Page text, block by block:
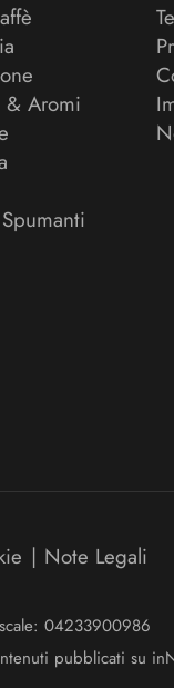
& Aromi
| Note Legali
04233900986
pubblicati su